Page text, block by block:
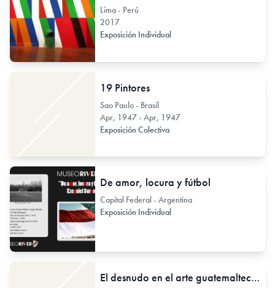
Lima - Perú
2017
Exposición Individual
19 Pintores
Sao Paulo - Brasil
Apr, 1947 - Apr, 1947
Exposición Colectiva
De amor, locura y fútbol
Capital Federal - Argentina
Exposición Individual
El desnudo en el arte guatemalteco en el Archivo FUNBA